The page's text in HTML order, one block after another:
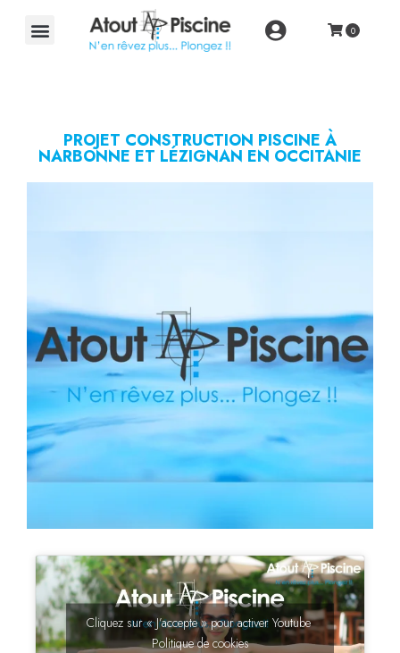
PROJET CONSTRUCTION PISCINE À
NARBONNE ET LÉZIGNAN EN OCCITANIE
Cliquez sur « J’accepte » pour activer Youtube
Politique de cookies